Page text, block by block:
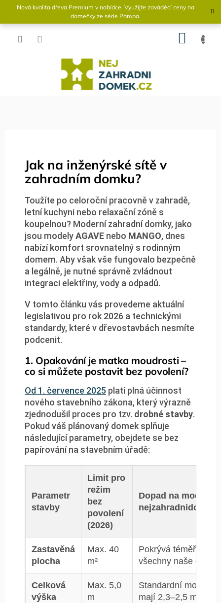
obsah
Nová kvalita dřeva Premium v ​​nabídce. Využijte zaváděcí ceny na
domečky ze série Pampa.
Jak na inženýrské sítě v
zahradním domku?
Toužíte po celoroční pracovně v zahradě,
letní kuchyni nebo relaxační zóně s
koupelnou? Moderní zahradní domky, jako
jsou modelyAGAVE nebo MANGO, dnes
nabízí komfort srovnatelný s rodinným
domem. Aby však vše fungovalo bezpečně
a legálně, je nutné správně zvládnout
integraci elektřiny, vody a odpadů.
V tomto článku vás provedeme aktuální
legislativou pro rok 2026 a technickými
standardy, které v dřevostavbách nesmíte
podcenit.
1. Opakování je matka moudrosti –
co si můžete postavit bez povolení?
Od 1. července 2025 platí plná účinnost
nového stavebního zákona, který výrazně
zjednodušil proces pro tzv. drobné stavby.
Pokud váš plánovaný domek splňuje
následující parametry, obejdete se bez
papírování na stavebním úřadě:
Parametr
stavby
Limit pro
režim
bez
povolení
(2026)
Dopad na modely
Zastavěná
plocha
Max. 40
m²
Pokrývá téměř
všechny naše domky
Celková
výška
Max. 5,0
m
Standardní modely
mají 2,3–2,5 m